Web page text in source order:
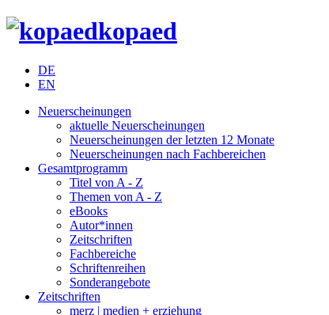
kopaed
DE
EN
Neuerscheinungen
aktuelle Neuerscheinungen
Neuerscheinungen der letzten 12 Monate
Neuerscheinungen nach Fachbereichen
Gesamtprogramm
Titel von A - Z
Themen von A - Z
eBooks
Autor*innen
Zeitschriften
Fachbereiche
Schriftenreihen
Sonderangebote
Zeitschriften
merz | medien + erziehung